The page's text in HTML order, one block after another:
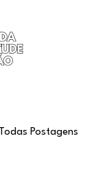
Todas Postagens